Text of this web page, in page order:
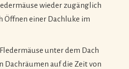
wieder zugänglich
Öffnen einer Dachluke im
unter dem Dach
Dachräumen auf die Zeit von